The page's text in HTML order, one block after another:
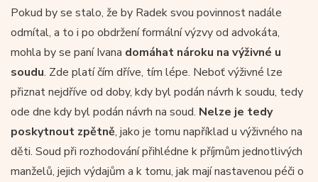
Pokud by se stalo, že by Radek svou povinnost nadále
odmítal, a to i po obdržení formální výzvy od advokáta,
mohla by se paní Ivana domáhat nároku na výživné u
soudu. Zde platí čím dříve, tím lépe. Neboť výživné lze
přiznat nejdříve od doby, kdy byl podán návrh k soudu, tedy
ode dne kdy byl podán návrh na soud. Nelze je tedy
poskytnout zpětně, jako je tomu například u výživného na
děti. Soud při rozhodování přihlédne k příjmům jednotlivých
manželů, jejich výdajům a k tomu, jak mají nastavenou péči o